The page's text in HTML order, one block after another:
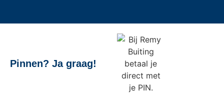
Pinnen? Ja graag!